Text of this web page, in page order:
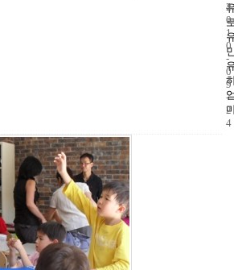
4
2
0
1
0
-
0
9
-
2
4